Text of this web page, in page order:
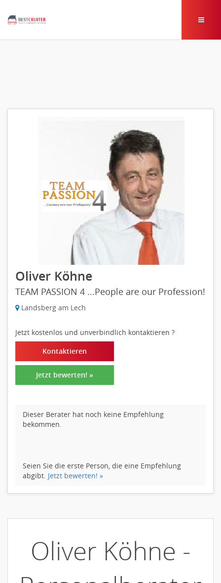
Oliver Köhne
TEAM PASSION 4 ...People are our Profession!
Landsberg am Lech
Jetzt kostenlos und unverbindlich kontaktieren ?
Kontaktieren
Jetzt bewerten! »
Dieser Berater hat noch keine Empfehlung
bekommen.
Seien Sie die erste Person, die eine Empfehlung
abgibt. Jetzt bewerten! »
Oliver Köhne -